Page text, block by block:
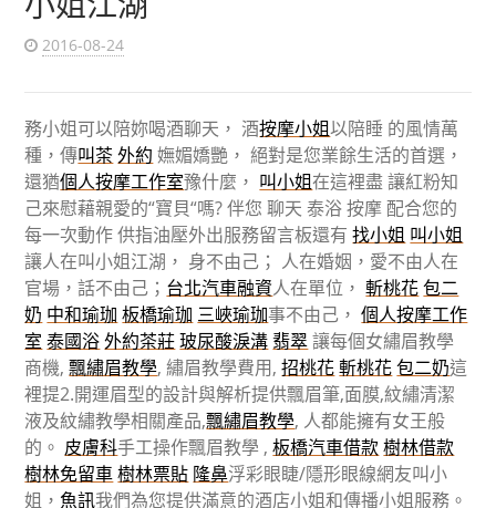
2016-08-24
務小姐可以陪妳喝酒聊天， 酒按摩小姐以陪睡 的風情萬
種，傳叫茶外約 嫵媚嬌艷， 絕對是您業餘生活的首選，
還猶個人按摩工作室豫什麼， 叫小姐在這裡盡 讓紅粉知
己來慰藉親愛的“寶貝“嗎?伴您 聊天 泰浴 按摩 配合您的
每一次動作 供指油壓外出服務留言板還有找小姐 叫小姐
讓人在叫小姐江湖， 身不由己； 人在婚姻，愛不由人在
官場，話不由己； 台北汽車融資人在單位，斬桃花包二
奶 中和瑜珈 板橋瑜珈 三峽瑜珈事不由己，個人按摩工作
室 泰國浴外約茶莊玻尿酸淚溝翡翠讓每個女繡眉教學
商機,飄繡眉教學, 繡眉教學費用,招桃花斬桃花包二奶這
裡提2.開運眉型的設計與解析提供飄眉筆,面膜,紋繡清潔
液及紋繡教學相關產品,飄繡眉教學, 人都能擁有女王般
的。 皮膚科手工操作飄眉教學 ,板橋汽車借款樹林借款
樹林免留車樹林票貼 隆鼻浮彩眼睫/隱形眼線網友叫小
姐， 魚訊我們為您提供滿意的酒店小姐和傳播小姐服務。